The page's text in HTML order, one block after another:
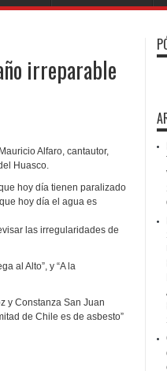
irreparable
Alfaro, cantautor,
Huasco.
hoy día tienen paralizado
hoy día el agua es
las irregularidades de
al Alto”, y “A la
y Constanza San Juan
de Chile es de asbesto”